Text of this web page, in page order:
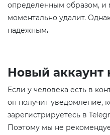
определенным образом, и
моментально удалит.
надежным.
Новый аккаунт
Если у человека есть в
он получит уведомление,
зарегистрируетесь в
Поэтому мы не